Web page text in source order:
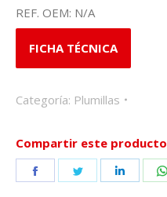
REF. OEM: N/A
FICHA TÉCNICA
Categoría: Plumillas
Compartir este producto
Share
Share
Share